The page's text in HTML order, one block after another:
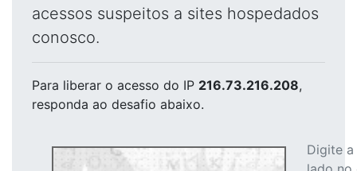
acessos suspeitos a sites hospedados
conosco.
Para liberar o acesso do IP 216.73.216.208,
responda ao desafio abaixo.
Digite